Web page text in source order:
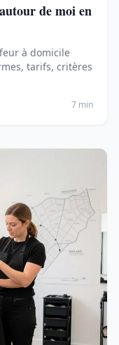
de moi en
à domicile
tarifs, critères
7 min